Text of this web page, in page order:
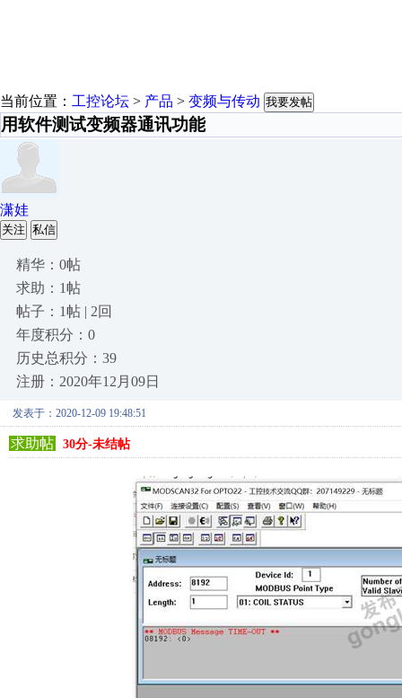
当前位置： 工控论坛 > 产品 > 变频与传动 我要发帖
用软件测试变频器通讯功能
潇娃
关注 私信
精华：0帖
求助：1帖
帖子：1帖 | 2回
年度积分：0
历史总积分：39
注册：2020年12月09日
发表于：2020-12-09 19:48:51
求助帖 30分-未结帖